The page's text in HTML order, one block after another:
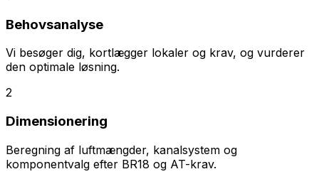
Behovsanalyse
Vi besøger dig, kortlægger lokaler og krav, og vurderer
den optimale løsning.
2
Dimensionering
Beregning af luftmængder, kanalsystem og
komponentvalg efter BR18 og AT-krav.